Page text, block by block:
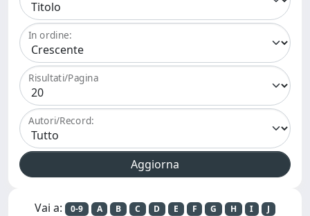
In ordine:
Risultati/Pagina
Autori/Record:
Vai a: 0-9 A B C D E F G H I
J